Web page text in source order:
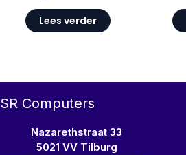
Lees verder
SR Computers
Nazarethstraat 33
5021 VV Tilburg